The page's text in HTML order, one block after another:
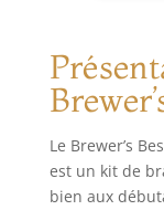
Le Brewer’s
est un kit de
bien aux